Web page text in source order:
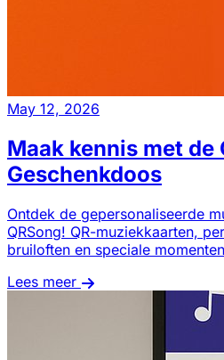
May 12, 2026
Maak kennis met de
Geschenkdoos
Ontdek de gepersonaliseerde
QRSong! QR-muziekkaarten,
bruiloften en speciale
Lees meer